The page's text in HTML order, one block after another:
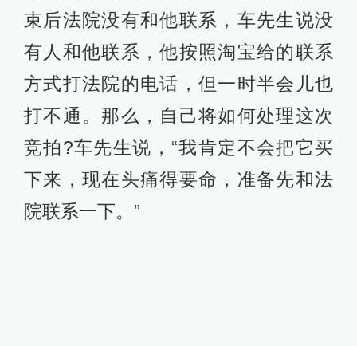
束后法院没有和他联系，车先生说没
有人和他联系，他按照淘宝给的联系
方式打法院的电话，但一时半会儿也
打不通。那么，自己将如何处理这次
竞拍?车先生说，“我肯定不会把它买
下来，现在头痛得要命，准备先和法
院联系一下。”